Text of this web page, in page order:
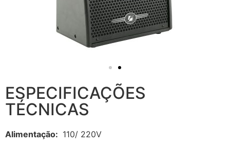
ESPECIFICAÇÕES
TÉCNICAS
Alimentação: 110/ 220V